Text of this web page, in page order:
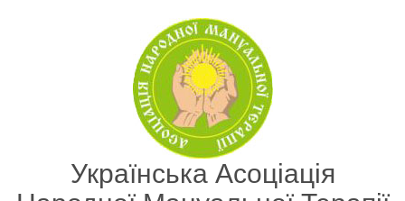
Українська Асоціація